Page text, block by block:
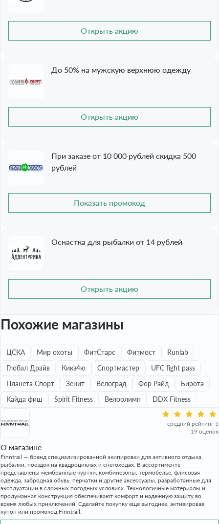
Открыть акцию
До 50% на мужскую верхнюю одежду
Открыть акцию
При заказе от 10 000 рублей скидка 500
рублей
Показать промокод
Оснастка для рыбалки от 14 рублей
Открыть акцию
Похожие магазины
ЦСКА Мир охоты ФитСтарс Фитмост
Runlab
Глобал Драйв
Кикз4ю Спортмастер
UFC fight pass
Планета Спорт
Зенит Велоград Фор Райд
Бирота
Кайда фиш
Spirit Fitness Велоолимп DDX Fitness
средний рейтинг 5
19 оценок
О магазине
Finntrail — бренд специализированной экипировки для активного отдыха,
рыбалки, поездок на квадроциклах и снегоходах. В ассортименте
представлены мембранные куртки, комбинезоны, термобелье, флисовая
одежда, забродная обувь, перчатки и другие аксессуары, разработанные для
эксплуатации в сложных погодных условиях. Технологичные материалы и
продуманная конструкция обеспечивают комфорт и надежную защиту во
время любых приключений. Сделайте покупку еще выгоднее, активировав
купон или промокод Finntrail.